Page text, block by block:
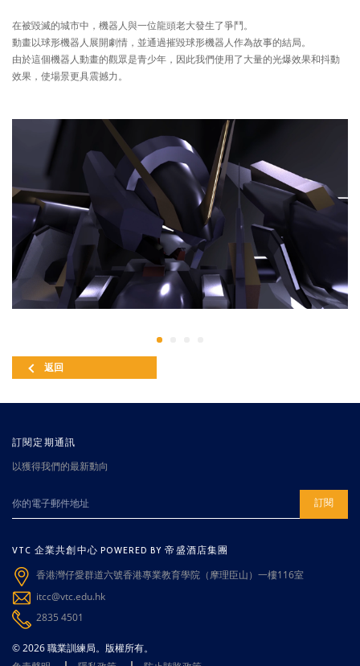
在被毀滅的城市中，機器人與一位龍頭老大發生了爭鬥。
動畫以球形機器人展開劇情，並通過摧毀球形機器人作為故事的結局。
由於這個機器人動畫的觀眾是青少年，因此我們使用了大量的光爆效果和抖動
效果，使場景更具震撼力。
返回
訂閱定期通訊
以獲得我們的最新動向
訂閱
VTC 企業共創中心 POWERED BY 帝盛酒店集團
香港灣仔愛群道六號香港專業教育學院（摩理臣山）一樓116室
itcc@vtc.edu.hk
2835 4501
© 2026 職業訓練局。版權所有。